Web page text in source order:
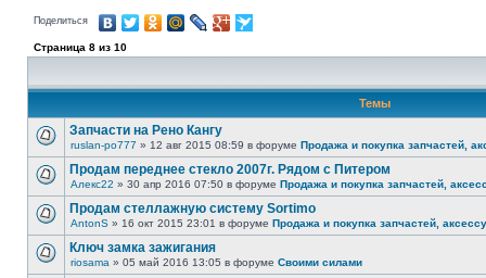
Поделиться
Страница 8 из 10
Темы
Запчасти на Рено Кангу
ruslan-po777 » 12 авг 2015 08:59 в форуме Продажа и покупка запчастей,
Продам переднее стекло 2007г. Рядом с Питером
Алекс22 » 30 апр 2016 07:50 в форуме Продажа и покупка запчастей,
Продам стеллажную систему Sortimo
AntonS » 16 окт 2015 23:01 в форуме Продажа и покупка запчастей,
Ключ замка зажигания
riosama » 05 май 2016 13:05 в форуме Своими силами